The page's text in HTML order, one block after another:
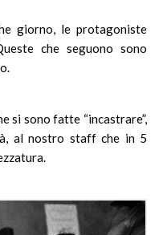
giorno, le protagoniste
che seguono sono
si sono fatte “incastrare”,
al nostro staff che in 5